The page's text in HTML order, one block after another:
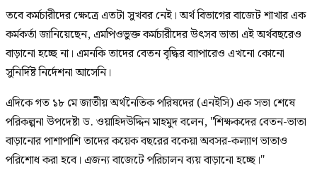
তবে কর্মচারীদের ক্ষেত্রে এতটা সুখবর নেই। অর্থ বিভাগের বাজেট শাখার এক
কর্মকর্তা জানিয়েছেন, এমপিওভুক্ত কর্মচারীদের উৎসব ভাতা এই অর্থবছরেও
বাড়ানো হচ্ছে না। এমনকি তাদের বেতন বৃদ্ধির ব্যাপারেও এখনো কোনো
সুনির্দিষ্ট নির্দেশনা আসেনি।
এদিকে গত ১৮ মে জাতীয় অর্থনৈতিক পরিষদের (এনইসি) এক সভা শেষে
পরিকল্পনা উপদেষ্টা ড. ওয়াহিদউদ্দিন মাহমুদ বলেন, "শিক্ষকদের বেতন-ভাতা
বাড়ানোর পাশাপাশি তাদের কয়েক বছরের বকেয়া অবসর-কল্যাণ ভাতাও
পরিশোধ করা হবে। এজন্য বাজেটে পরিচালন ব্যয় বাড়ানো হচ্ছে।"